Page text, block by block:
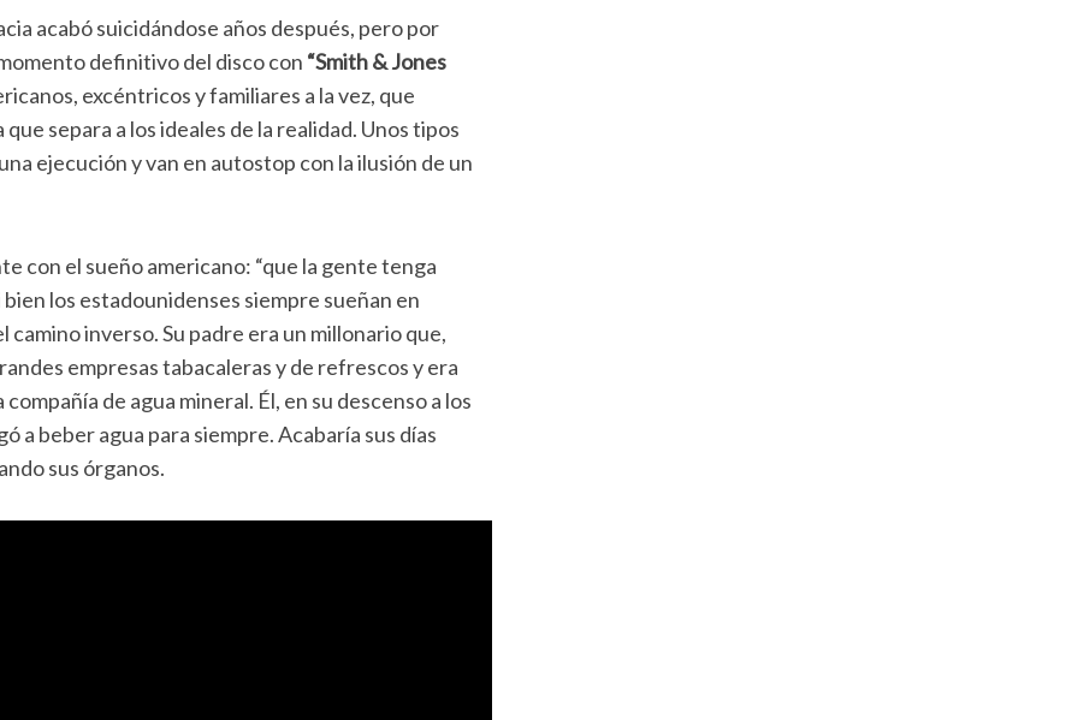
acabó suicidándose años después, pero por
definitivo del disco con “Smith & Jones
excéntricos y familiares a la vez, que
separa a los ideales de la realidad. Unos tipos
ejecución y van en autostop con la ilusión de un
con el sueño americano: “que la gente tenga
bien los estadounidenses siempre sueñan en
inverso. Su padre era un millonario que,
empresas tabacaleras y de refrescos y era
de agua mineral. Él, en su descenso a los
a beber agua para siempre. Acabaría sus días
sus órganos.